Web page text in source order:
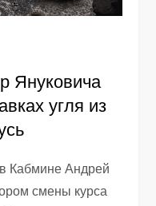
Януковича
угля из
Кабмине Андрей
смены курса